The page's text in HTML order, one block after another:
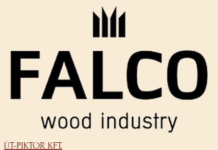
ÚT-PIKTOR KFT.